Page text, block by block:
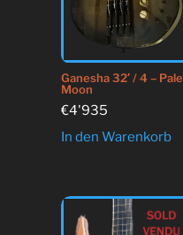
Ganesha 32′ / 4 – Pale
Moon
€4'935
In den Warenkorb